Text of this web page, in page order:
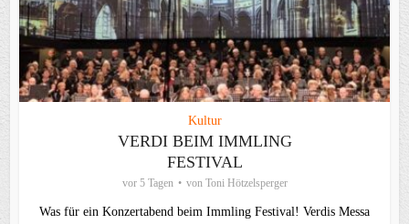
Kultur
VERDI BEIM IMMLING
FESTIVAL
vor 5 Tagen von Toni Hötzelsperger
Was für ein Konzertabend beim Immling Festival! Verdis Messa